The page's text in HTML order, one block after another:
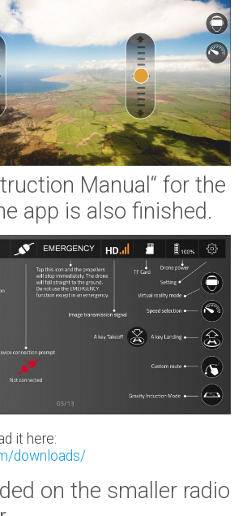
Manual“ for the
app is also finished.
it here:
downloads/
on the smaller radio